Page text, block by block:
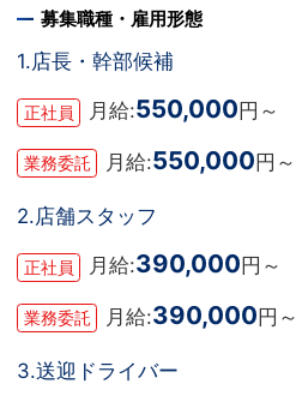
募集職種・雇用形態
1.店長・幹部候補
正社員 月給:550,000 円～
業務委託 月給:550,000円～
2.店舗スタッフ
正社員 月給:390,000 円～
業務委託 月給:390,000円～
3.送迎ドライバー